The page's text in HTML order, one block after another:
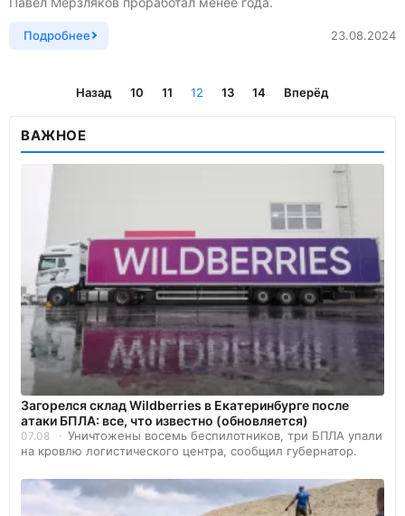
Подробнее 23.08.2024
Назад 10 11 12 13 14 Вперёд
ВАЖНОЕ
Загорелся склад Wildberries в Екатеринбурге после
атаки БПЛА: все, что известно (обновляется)
07.08
Уничтожены восемь беспилотников, три БПЛА упали
на кровлю логистического центра, сообщил губернатор.